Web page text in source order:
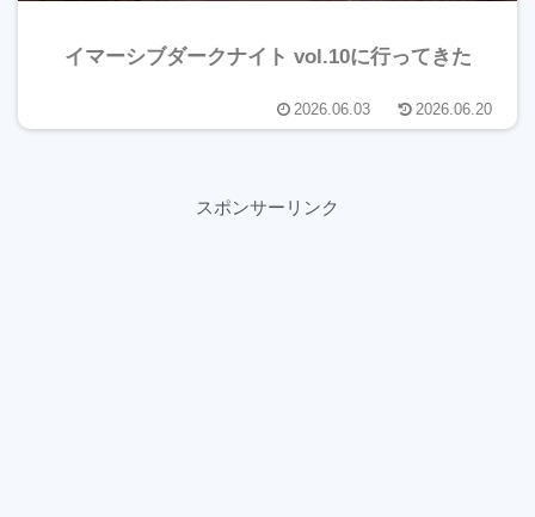
イマーシブダークナイト vol.10に行ってきた
2026.06.03 2026.06.20
スポンサーリンク